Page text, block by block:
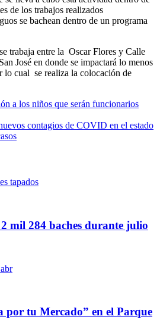
de los trabajos realizados
se bachean dentro de un programa
trabaja entre la Oscar Flores y Calle
José en donde se impactará lo menos
lo cual se realiza la colocación de
a los niños que serán funcionarios
contagios de COVID en el estado
mil 284 baches durante julio
por tu Mercado” en el Parque